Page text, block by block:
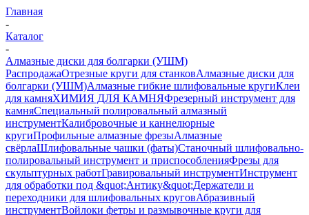
Главная
-
Каталог
-
Алмазные диски для болгарки (УШМ)
РаспродажаОтрезные круги для станковАлмазные диски для
болгарки (УШМ)Алмазные гибкие шлифовальные кругиКлеи
для камняХИМИЯ ДЛЯ КАМНЯФрезерный инструмент для
камняСпециальный полировальный алмазный
инструментКалибровочные и каннелюрные
кругиПрофильные алмазные фрезыАлмазные
свёрлаШлифовальные чашки (фаты)Станочный шлифовально-
полировальный инструмент и приспособленияФрезы для
скульптурных работГравировальный инструментИнструмент
для обработки под &quot;Антику&quot;Держатели и
переходники для шлифовальных круговАбразивный
инструментВойлоки фетры и размывочные круги для